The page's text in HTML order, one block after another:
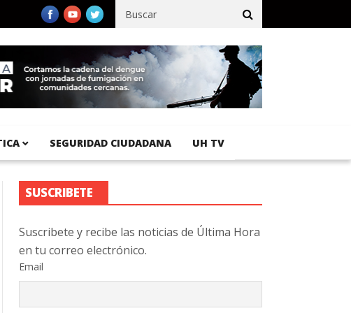
Pacífico registra 92 % de avance en obras de terracería
SEGURIDAD CIUDADANA UH TV
SUSCRIBETE
Suscribete y recibe las noticias de Última Hora
en tu correo electrónico.
Email